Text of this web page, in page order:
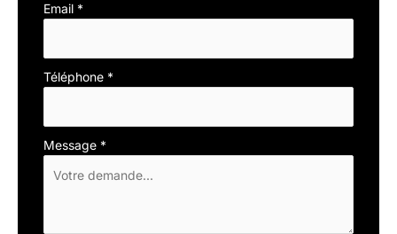
Email *
Téléphone *
Message *